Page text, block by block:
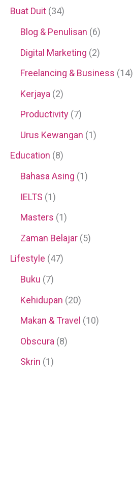
Buat Duit (34)
Blog & Penulisan (6)
Digital Marketing (2)
Freelancing & Business (14)
Kerjaya (2)
Productivity (7)
Urus Kewangan (1)
Education (8)
Bahasa Asing (1)
IELTS (1)
Masters (1)
Zaman Belajar (5)
Lifestyle (47)
Buku (7)
Kehidupan (20)
Makan & Travel (10)
Obscura (8)
Skrin (1)